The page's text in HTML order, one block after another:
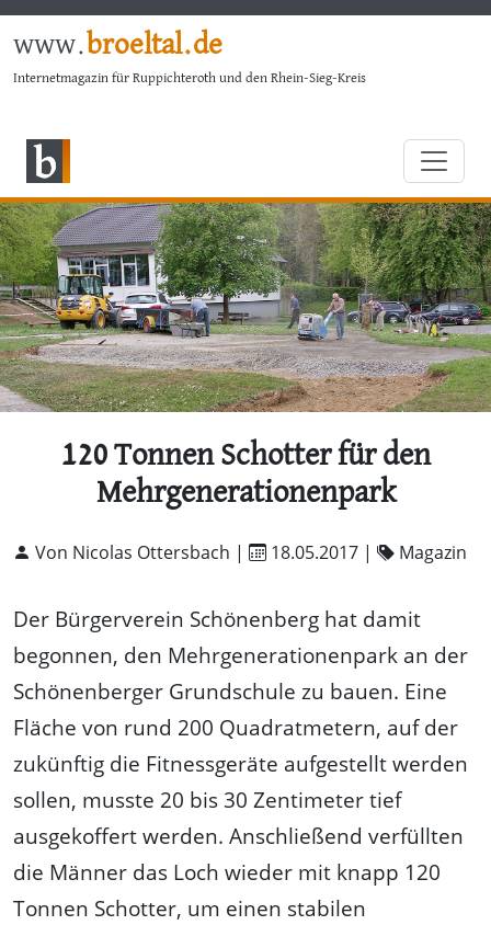
www.broeltal.de
Internetmagazin für Ruppichteroth und den Rhein-Sieg-Kreis
120 Tonnen Schotter für den
Mehrgenerationenpark
Von Nicolas Ottersbach | 18.05.2017 | Magazin
Der Bürgerverein Schönenberg hat damit
begonnen, den Mehrgenerationenpark an der
Schönenberger Grundschule zu bauen. Eine
Fläche von rund 200 Quadratmetern, auf der
zukünftig die Fitnessgeräte aufgestellt werden
sollen, musste 20 bis 30 Zentimeter tief
ausgekoffert werden. Anschließend verfüllten
die Männer das Loch wieder mit knapp 120
Tonnen Schotter, um einen stabilen